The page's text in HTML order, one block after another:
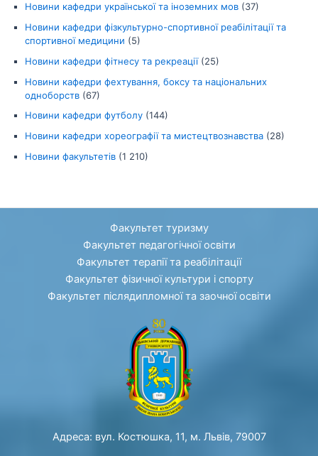
Новини кафедри української та іноземних мов (37)
Новини кафедри фізкультурно-спортивної реабілітації та
спортивної медицини (5)
Новини кафедри фітнесу та рекреації(25)
Новини кафедри фехтування, боксу та національних
одноборств (67)
Новини кафедри футболу (144)
Новини кафедри хореографії та мистецтвознавства (28)
Новини факультетів (1 210)
Факультет туризму
Факультет педагогічної освіти
Факультет терапії та реабілітації
Факультет фізичної культури і спорту
Факультет післядипломної та заочної освіти
Адреса: вул. Костюшка, 11, м. Львів, 79007